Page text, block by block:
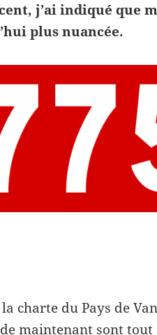
j’ai indiqué que
plus nuancée.
charte du Pays de
maintenant sont